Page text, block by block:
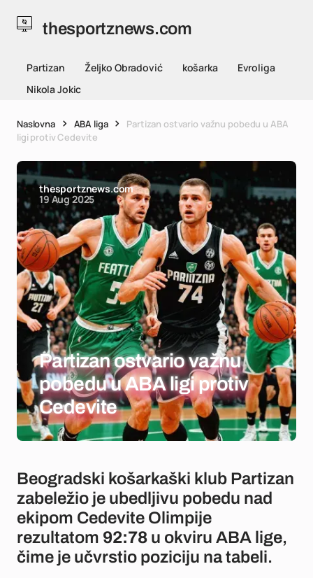
thesportznews.com
Partizan Željko Obradović košarka
Evroliga
Nikola Jokic
Naslovna ABA liga
Partizan ostvario važnu pobedu u ABA
ligi protiv Cedevite
thesportznews.com
19 Aug 2025
Partizan ostvario važnu
pobedu u ABA ligi protiv
Cedevite
Beogradski košarkaški klub Partizan
zabeležio je ubedljivu pobedu nad
ekipom Cedevite Olimpije
rezultatom 92:78 u okviru ABA lige,
čime je učvrstio poziciju na tabeli.